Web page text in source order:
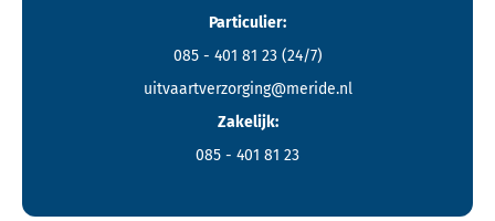
Particulier:
085 - 401 81 23 (24/7)
uitvaartverzorging@meride.nl
Zakelijk:
085 - 401 81 23